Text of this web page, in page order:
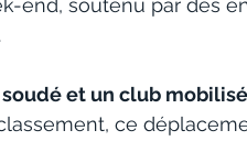
end, soutenu par des
et un club mobilisé
ce